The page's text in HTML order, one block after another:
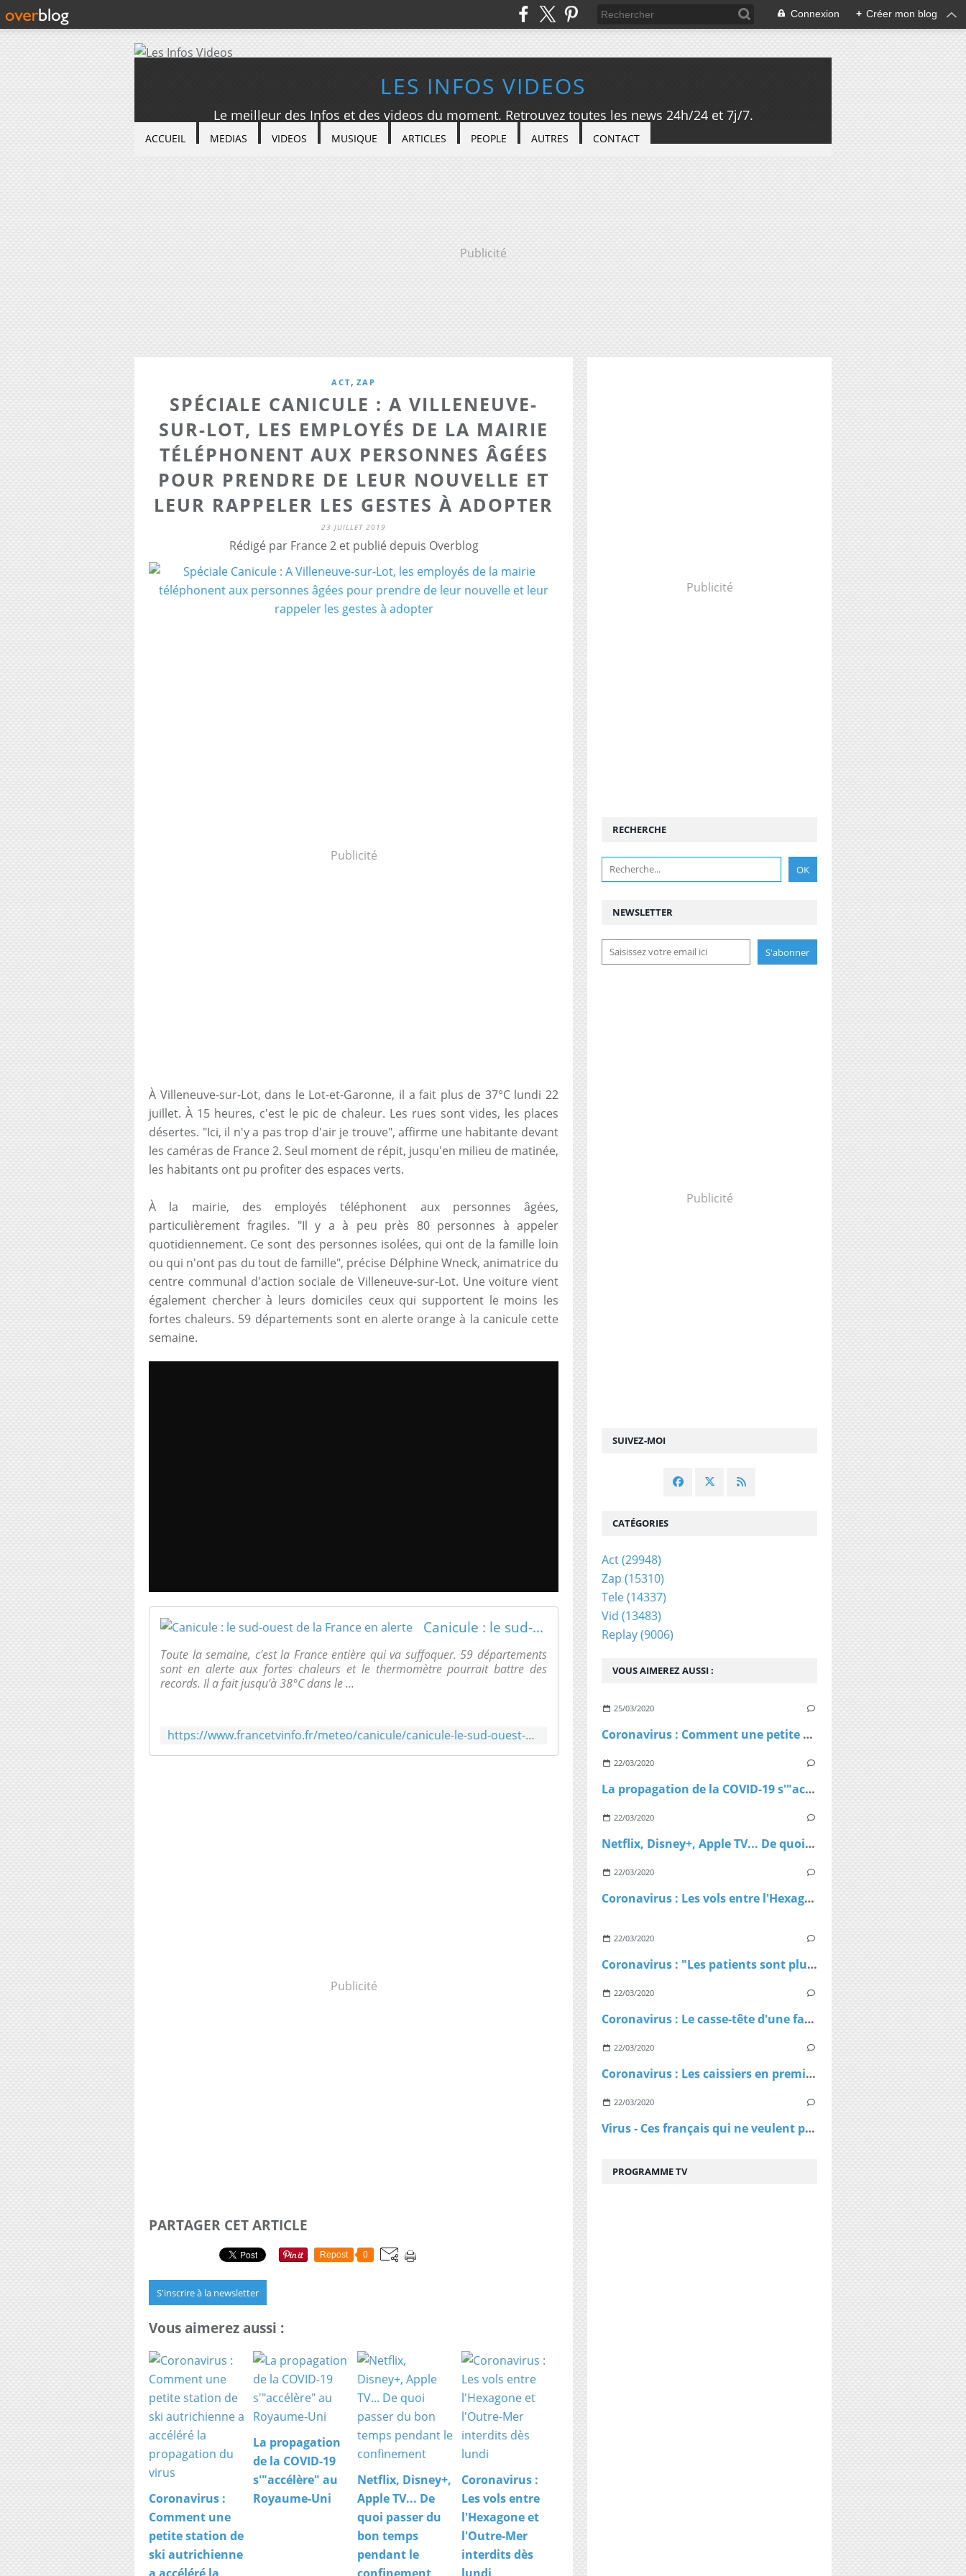
Connexion + Créer mon blog
LES INFOS VIDEOS
Le meilleur des Infos et des videos du moment. Retrouvez toutes les news 24h/24 et 7j/7.
ACCUEIL MEDIAS VIDEOS MUSIQUE ARTICLES PEOPLE AUTRES CONTACT
Publicité
ACT, ZAP
SPÉCIALE CANICULE : A VILLENEUVE-
SUR-LOT, LES EMPLOYÉS DE LA MAIRIE
TÉLÉPHONENT AUX PERSONNES ÂGÉES
POUR PRENDRE DE LEUR NOUVELLE ET
LEUR RAPPELER LES GESTES À ADOPTER
23 JUILLET 2019
Rédigé par France 2 et publié depuis Overblog
Publicité
À Villeneuve-sur-Lot, dans le Lot-et-Garonne, il a fait plus de 37°C lundi 22
juillet. À 15 heures, c'est le pic de chaleur. Les rues sont vides, les places
désertes. "Ici, il n'y a pas trop d'air je trouve", affirme une habitante devant
les caméras de France 2. Seul moment de répit, jusqu'en milieu de matinée,
les habitants ont pu profiter des espaces verts.
À la mairie, des employés téléphonent aux personnes âgées,
particulièrement fragiles. "Il y a à peu près 80 personnes à appeler
quotidiennement. Ce sont des personnes isolées, qui ont de la famille loin
ou qui n'ont pas du tout de famille", précise Délphine Wneck, animatrice du
centre communal d'action sociale de Villeneuve-sur-Lot. Une voiture vient
également chercher à leurs domiciles ceux qui supportent le moins les
fortes chaleurs. 59 départements sont en alerte orange à la canicule cette
semaine.
Canicule : le sud-ouest de la France en alerte
Toute la semaine, c'est la France entière qui va suffoquer. 59 départements
sont en alerte aux fortes chaleurs et le thermomètre pourrait battre des
records. Il a fait jusqu'à 38°C dans le ...
https://www.francetvinfo.fr/meteo/canicule/canicule-le-sud-ouest-de-la-france-en-alerte_3547155.html
Publicité
PARTAGER CET ARTICLE
Repost 0
S'inscrire à la newsletter
Vous aimerez aussi :
Coronavirus :
Comment une
petite station de
ski autrichienne
La propagation
de la COVID-19
s'"accélère" au
Royaume-Uni
Netflix, Disney+,
Apple TV... De
quoi passer du
bon temps
pendant le
Coronavirus :
Les vols entre
l'Hexagone et
l'Outre-Mer
interdits dès
Publicité
NEWSLETTER
SUIVEZ-MOI
RECHERCHE
Publicité
VOUS AIMEREZ AUSSI :
25/03/2020
Coronavirus : Comment une petite station de ski autrichienne a accéléré la propagation du virus
22/03/2020
La propagation de la COVID-19 s'"accélère" au Royaume-Uni
22/03/2020
Netflix, Disney+, Apple TV... De quoi passer du bon temps pendant le confinement
22/03/2020
Coronavirus : Les vols entre l'Hexagone et l'Outre-Mer interdits dès lundi
22/03/2020
Coronavirus : "Les patients sont plus jeunes que ce qu'on nous avait dit", affirme Patrick Pelloux
22/03/2020
Coronavirus : Le casse-tête d'une famille confinée dans un petit appartement
22/03/2020
Coronavirus : Les caissiers en première ligne et peu protégés
22/03/2020
Virus - Ces français qui ne veulent pas rester chez eux et qui ne comprennent pas les ordres des policiers
CATÉGORIES
Act(29948)
Zap (15310)
Tele(14337)
Vid (13483)
Replay(9006)
PROGRAMME TV